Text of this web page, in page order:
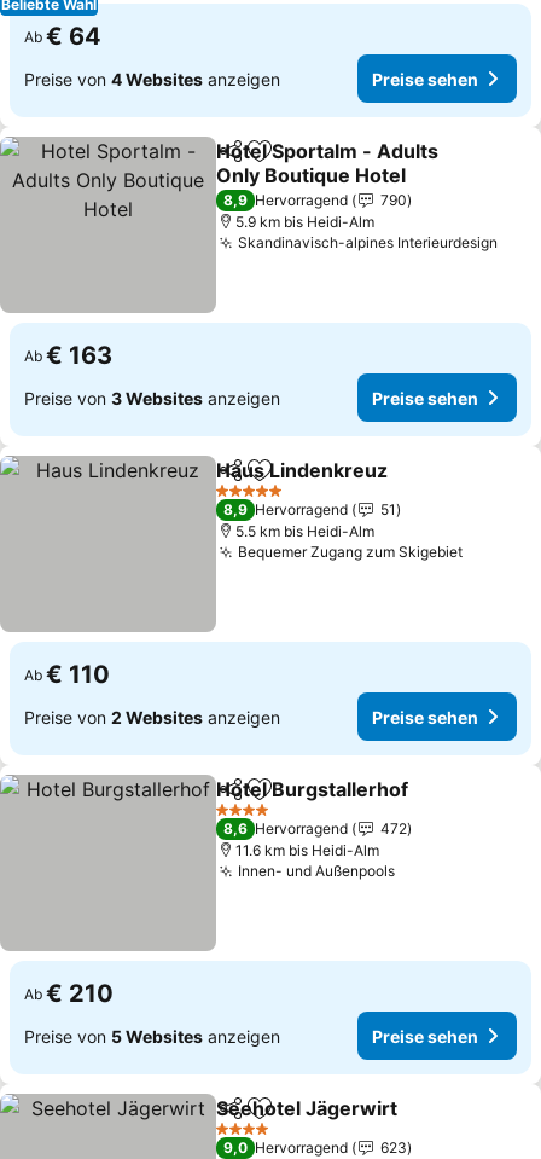
Beliebte Wahl
Ab € 64
Preise von 4 Websites anzeigen Preise sehen
TeilenZu Favoriten hinzufügen
Hotel Sportalm - Adults
Only Boutique Hotel
8,9 Hervorragend
790
5.9 km bis Heidi-Alm
Skandinavisch-alpines Interieurdesign
Ab € 163
Preise von 3 Websites anzeigen Preise sehen
TeilenZu Favoriten hinzufügen
Haus Lindenkreuz
5 Sterne
8,9 Hervorragend
51
5.5 km bis Heidi-Alm
Bequemer Zugang zum Skigebiet
Ab € 110
Preise von 2 Websites anzeigen Preise sehen
TeilenZu Favoriten hinzufügen
Hotel Burgstallerhof
4 Sterne
8,6 Hervorragend
472
11.6 km bis Heidi-Alm
Innen- und Außenpools
Ab € 210
Preise von 5 Websites anzeigen Preise sehen
TeilenZu Favoriten hinzufügen
Seehotel Jägerwirt
4 Sterne
9,0 Hervorragend
623